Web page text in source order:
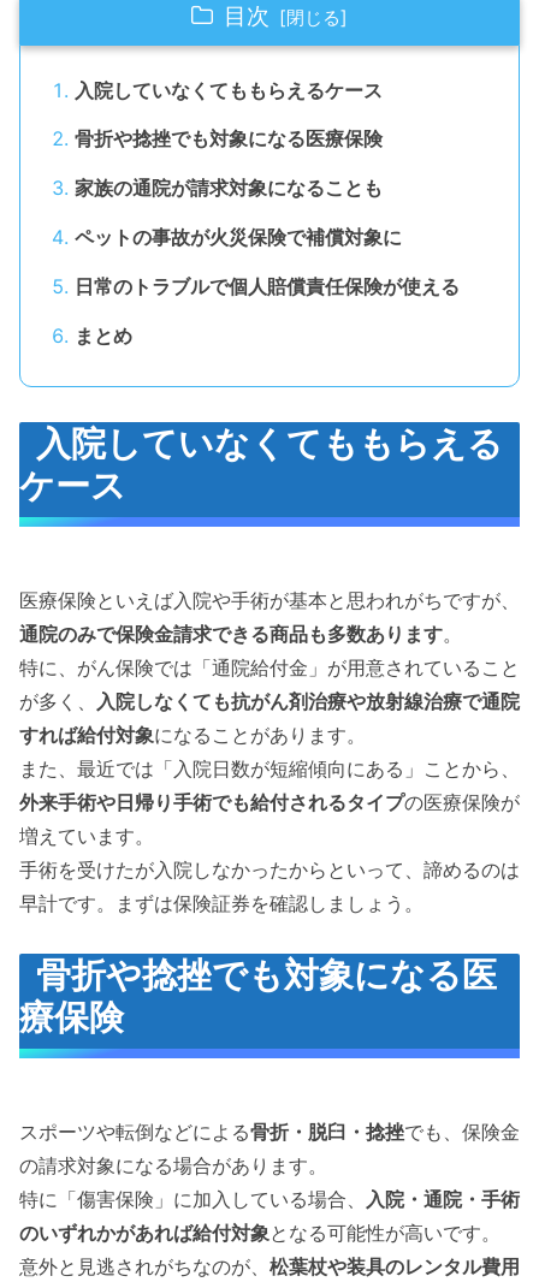
目次
入院していなくてももらえるケース
骨折や捻挫でも対象になる医療保険
家族の通院が請求対象になることも
ペットの事故が火災保険で補償対象に
日常のトラブルで個人賠償責任保険が使える
まとめ
入院していなくてももらえる
ケース
医療保険といえば入院や手術が基本と思われがちですが、
通院のみで保険金請求できる商品も多数あります。
特に、がん保険では「通院給付金」が用意されていること
が多く、
入院しなくても抗がん剤治療や放射線治療で通院
すれば給付対象になることがあります。
また、最近では「入院日数が短縮傾向にある」ことから、
外来手術や日帰り手術でも給付されるタイプの医療保険が
増えています。
手術を受けたが入院しなかったからといって、諦めるのは
早計です。まずは保険証券を確認しましょう。
骨折や捻挫でも対象になる医
療保険
スポーツや転倒などによる骨折・脱臼・捻挫でも、保険金
の請求対象になる場合があります。
特に「傷害保険」に加入している場合、
入院・通院・手術
のいずれかがあれば給付対象となる可能性が高いです。
意外と見逃されがちなのが、 松葉杖や装具のレンタル費用